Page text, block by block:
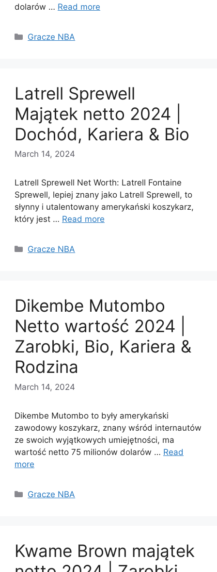
dolarów … Read more
Categories
Gracze NBA
Latrell Sprewell
Majątek netto 2024 |
Dochód, Kariera & Bio
March 14, 2024
Latrell Sprewell Net Worth: Latrell Fontaine
Sprewell, lepiej znany jako Latrell Sprewell, to
słynny i utalentowany amerykański koszykarz,
który jest … Read more
Categories
Gracze NBA
Dikembe Mutombo
Netto wartość 2024 |
Zarobki, Bio, Kariera &
Rodzina
March 14, 2024
Dikembe Mutombo to były amerykański
zawodowy koszykarz, znany wśród internautów
ze swoich wyjątkowych umiejętności, ma
wartość netto 75 milionów dolarów … Read
more
Categories
Gracze NBA
Kwame Brown majątek